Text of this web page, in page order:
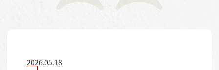
2026.05.18